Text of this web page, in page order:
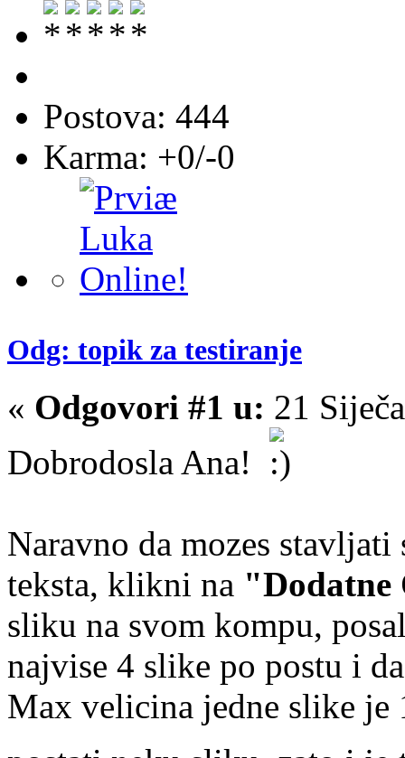
Postova: 444
Karma: +0/-0
Odg: topik za testiranje
« Odgovori #1 u: 21
Dobrodosla Ana!
Naravno da mozes
teksta, klikni na "Dodatne
sliku na svom kompu,
najvise 4 slike po postu i
Max velicina jedne slike